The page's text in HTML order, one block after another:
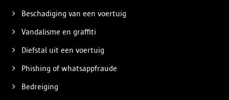
Beschadiging van een voertuig
Vandalisme en graffiti
Diefstal uit een voertuig
Phishing of whatsappfraude
Bedreiging